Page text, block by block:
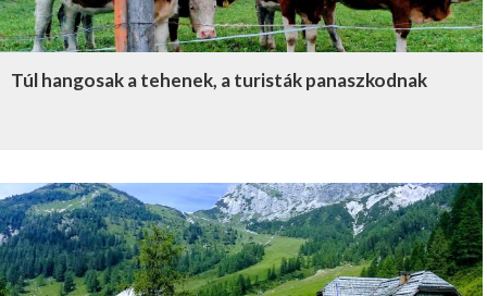
Túl hangosak a tehenek, a turisták panaszkodnak